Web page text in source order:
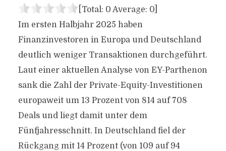
[Total: 0 Average: 0]
Im ersten Halbjahr 2025 haben
Finanzinvestoren in Europa und Deutschland
deutlich weniger Transaktionen durchgeführt.
Laut einer aktuellen Analyse von EY-Parthenon
sank die Zahl der Private-Equity-Investitionen
europaweit um 13 Prozent von 814 auf 708
Deals und liegt damit unter dem
Fünfjahresschnitt. In Deutschland fiel der
Rückgang mit 14 Prozent (von 109 auf 94